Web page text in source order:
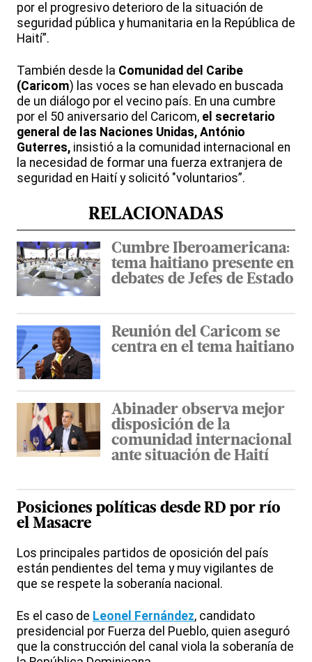
por el progresivo deterioro de la situación de
seguridad pública y humanitaria en la República de
Haití”.
También desde la Comunidad del Caribe
(Caricom) las voces se han elevado en buscada
de un diálogo por el vecino país. En una cumbre
por el 50 aniversario del Caricom, el secretario
general de las Naciones Unidas, António
Guterres, insistió a la comunidad internacional en
la necesidad de formar una fuerza extranjera de
seguridad en Haití y solicitó "voluntarios”.
RELACIONADAS
Cumbre Iberoamericana:
tema haitiano presente en
debates de Jefes de Estado
Reunión del Caricom se
centra en el tema haitiano
Abinader observa mejor
disposición de la
comunidad internacional
ante situación de Haití
Posiciones políticas desde RD por río
el Masacre
Los principales partidos de oposición del país
están pendientes del tema y muy vigilantes de
que se respete la soberanía nacional.
Es el caso de Leonel Fernández, candidato
presidencial por Fuerza del Pueblo, quien aseguró
que la construcción del canal viola la soberanía de